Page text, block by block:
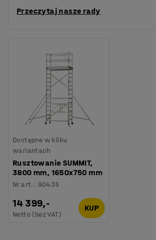
Przeczytaj nasze rady
Dostępne w kilku
wariantach
Rusztowanie SUMMIT,
3800 mm, 1650x750 mm
Nr art. : 90435
14 399,-
Netto (bez VAT)
KUP